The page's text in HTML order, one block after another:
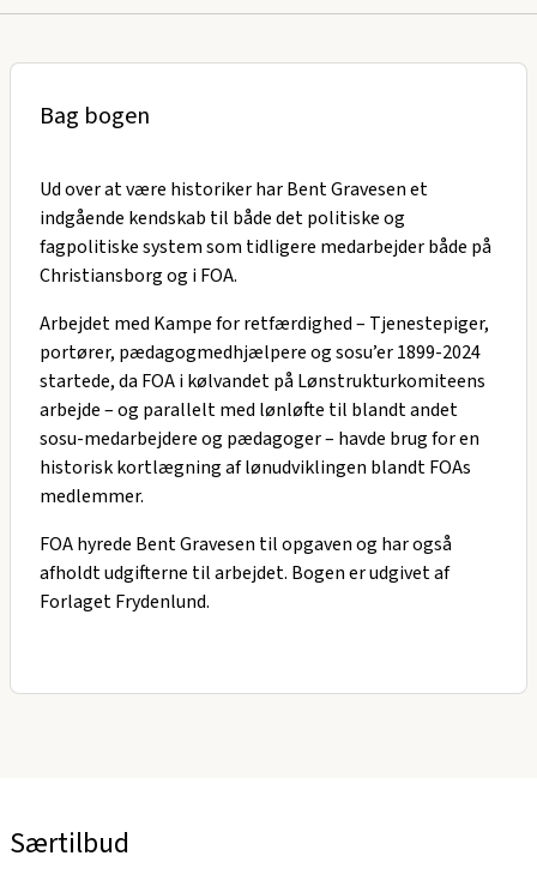
Bag bogen
Ud over at være historiker har Bent Gravesen et
indgående kendskab til både det politiske og
fagpolitiske system som tidligere medarbejder både på
Christiansborg og i FOA.
Arbejdet med Kampe for retfærdighed– Tjenestepiger,
portører, pædagogmedhjælpere og sosu’er 1899-2024
startede, da FOA i kølvandet på Lønstrukturkomiteens
arbejde – og parallelt med lønløfte til blandt andet
sosu-medarbejdere og pædagoger – havde brug for en
historisk kortlægning af lønudviklingen blandt FOAs
medlemmer.
FOA hyrede Bent Gravesen til opgaven og har også
afholdt udgifterne til arbejdet. Bogen er udgivet af
Forlaget Frydenlund.
Særtilbud